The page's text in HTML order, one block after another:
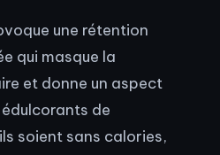
une rétention
qui masque la
et donne un aspect
de
soient sans calories,